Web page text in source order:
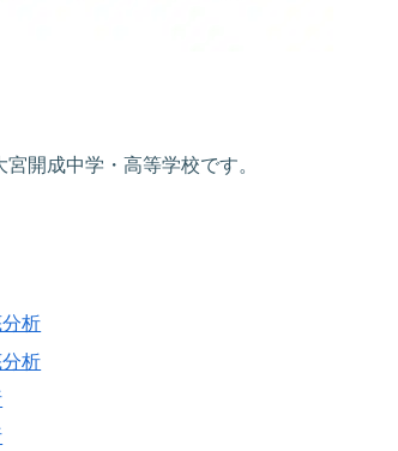
開成中学・高等学校です。
析
析